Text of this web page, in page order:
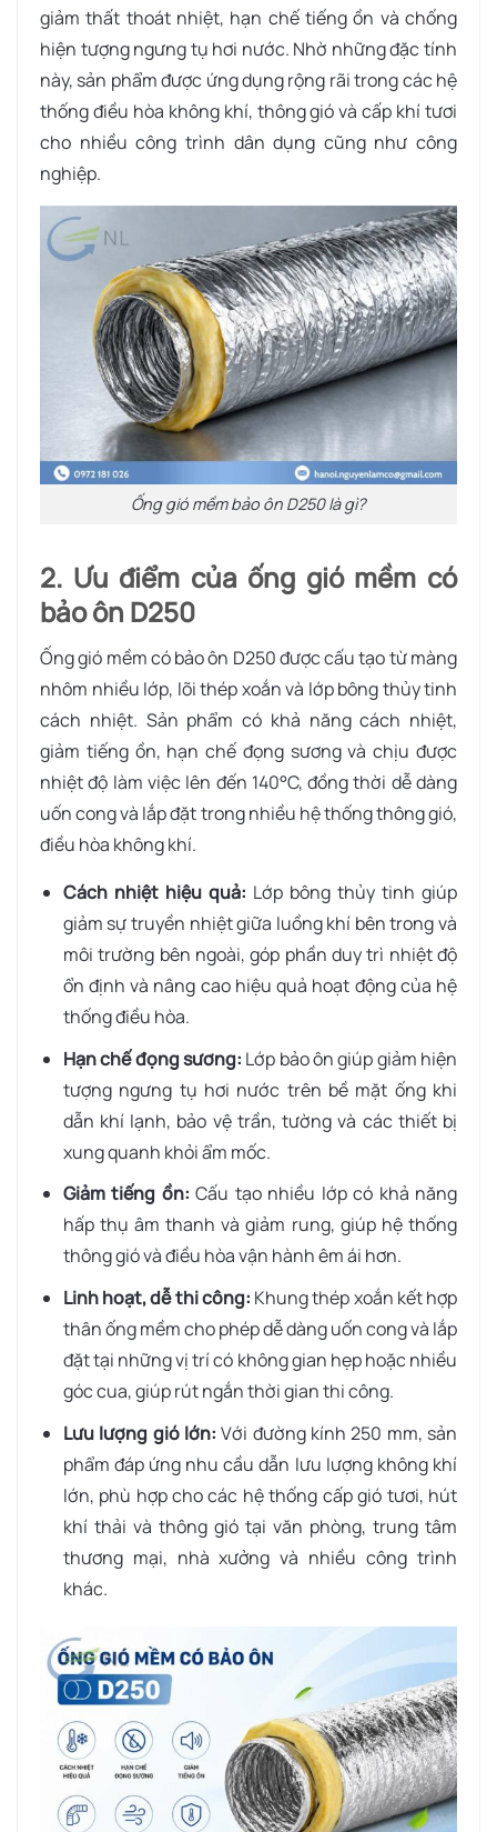
giảm thất thoát nhiệt, hạn chế tiếng ồn và chống
hiện tượng ngưng tụ hơi nước. Nhờ những đặc tính
này, sản phẩm được ứng dụng rộng rãi trong các hệ
thống điều hòa không khí, thông gió và cấp khí tươi
cho nhiều công trình dân dụng cũng như công
nghiệp.
Ống gió mềm bảo ôn D250 là gì?
2. Ưu điểm của ống gió mềm có
bảo ôn D250
Ống gió mềm có bảo ôn D250 được cấu tạo từ màng
nhôm nhiều lớp, lõi thép xoắn và lớp bông thủy tinh
cách nhiệt. Sản phẩm có khả năng cách nhiệt,
giảm tiếng ồn, hạn chế đọng sương và chịu được
nhiệt độ làm việc lên đến 140°C, đồng thời dễ dàng
uốn cong và lắp đặt trong nhiều hệ thống thông gió,
điều hòa không khí.
Cách nhiệt hiệu quả: Lớp bông thủy tinh giúp
giảm sự truyền nhiệt giữa luồng khí bên trong và
môi trường bên ngoài, góp phần duy trì nhiệt độ
ổn định và nâng cao hiệu quả hoạt động của hệ
thống điều hòa.
Hạn chế đọng sương: Lớp bảo ôn giúp giảm hiện
tượng ngưng tụ hơi nước trên bề mặt ống khi
dẫn khí lạnh, bảo vệ trần, tường và các thiết bị
xung quanh khỏi ẩm mốc.
Giảm tiếng ồn: Cấu tạo nhiều lớp có khả năng
hấp thụ âm thanh và giảm rung, giúp hệ thống
thông gió và điều hòa vận hành êm ái hơn.
Linh hoạt, dễ thi công: Khung thép xoắn kết hợp
thân ống mềm cho phép dễ dàng uốn cong và lắp
đặt tại những vị trí có không gian hẹp hoặc nhiều
góc cua, giúp rút ngắn thời gian thi công.
Lưu lượng gió lớn: Với đường kính 250 mm, sản
phẩm đáp ứng nhu cầu dẫn lưu lượng không khí
lớn, phù hợp cho các hệ thống cấp gió tươi, hút
khí thải và thông gió tại văn phòng, trung tâm
thương mại, nhà xưởng và nhiều công trình
khác.